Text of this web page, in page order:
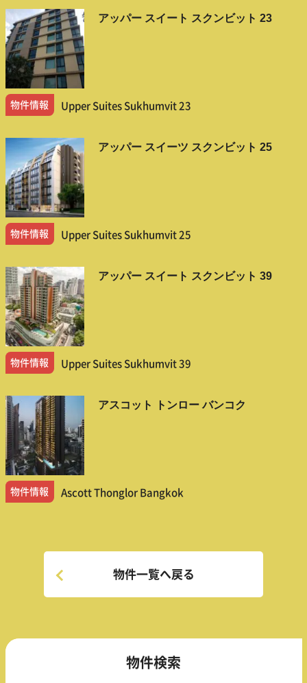
アッパー スイート スクンビット 23
物件情報 Upper Suites Sukhumvit 23
アッパー スイーツ スクンビット 25
物件情報 Upper Suites Sukhumvit 25
アッパー スイート スクンビット 39
物件情報 Upper Suites Sukhumvit 39
アスコット トンロー バンコク
物件情報 Ascott Thonglor Bangkok
物件一覧へ戻る
物件検索